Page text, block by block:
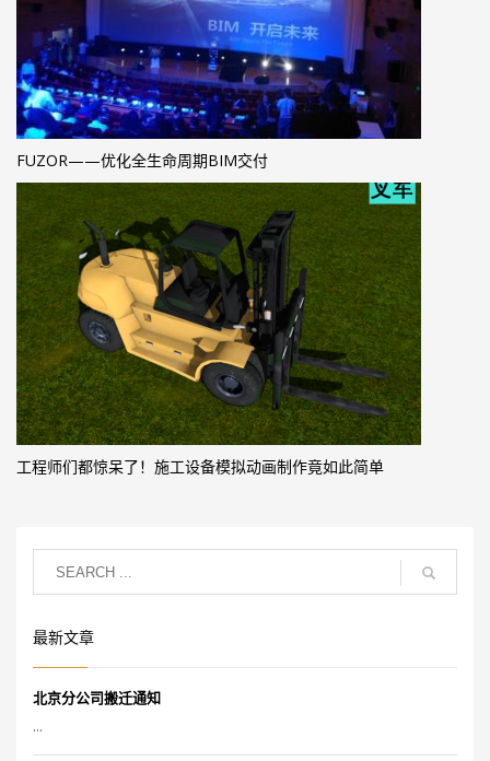
FUZOR——优化全生命周期BIM交付
工程师们都惊呆了！施工设备模拟动画制作竟如此简单
最新文章
北京分公司搬迁通知
...